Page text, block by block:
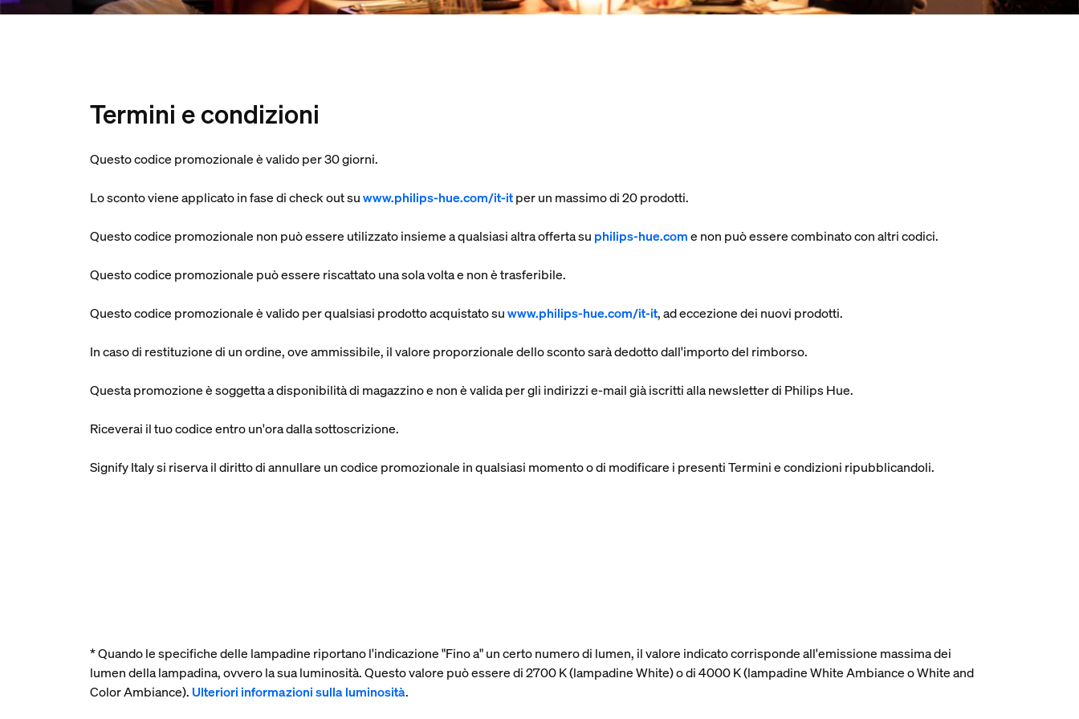
Termini e condizioni
Questo codice promozionale è valido per 30 giorni.
Lo sconto viene applicato in fase di check out suwww.philips-hue.com/it-itper un massimo di 20 prodotti.
Questo codice promozionale non può essere utilizzato insieme a qualsiasi altra offerta su philips-hue.come non può essere combinato con altri codici.
Questo codice promozionale può essere riscattato una sola volta e non è trasferibile.
Questo codice promozionale è valido per qualsiasi prodotto acquistato suwww.philips-hue.com/it-it, ad eccezione dei nuovi prodotti.
In caso di restituzione di un ordine, ove ammissibile, il valore proporzionale dello sconto sarà dedotto dall'importo del rimborso.
Questa promozione è soggetta a disponibilità di magazzino e non è valida per gli indirizzi e-mail già iscritti alla newsletter di Philips Hue.
Riceverai il tuo codice entro un'ora dalla sottoscrizione.
Signify Italy si riserva il diritto di annullare un codice promozionale in qualsiasi momento o di modificare i presenti Termini e condizioni ripubblicandoli.
* Quando le specifiche delle lampadine riportano l'indicazione "Fino a" un certo numero di lumen, il valore indicato corrisponde all'emissione massima dei
lumen della lampadina, ovvero la sua luminosità. Questo valore può essere di 2700 K (lampadine White) o di 4000 K (lampadine White Ambiance o White and
Color Ambiance).Ulteriori informazioni sulla luminosità.